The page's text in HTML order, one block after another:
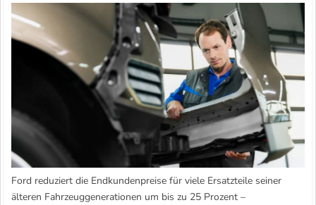
Ford reduziert die Endkundenpreise für viele Ersatzteile seiner
älteren Fahrzeuggenerationen um bis zu 25 Prozent –